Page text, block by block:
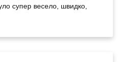
супер весело, швидко,